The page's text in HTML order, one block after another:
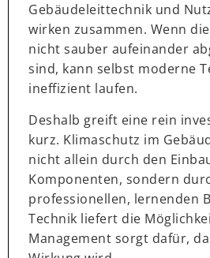
Gebäudeleittechnik und
wirken zusammen. Wenn
nicht sauber aufeinander
sind, kann selbst moderne
ineffizient laufen.
Deshalb greift eine rein
kurz. Klimaschutz im
nicht allein durch den
Komponenten, sondern
professionellen, lernenden
Technik liefert die
Management sorgt dafür,